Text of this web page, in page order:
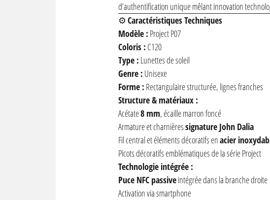
d’authentification unique mêlant innovation
⚙️Caractéristiques Techniques
Modèle : Project P07
Coloris : C120
Type : Lunettes de soleil
Genre : Unisexe
Forme : Rectangulaire structurée, lignes franches
Structure & matériaux :
Acétate8 mm, écaille marron foncé
Armature et charnièressignature John Dalia
Fil central et éléments décoratifs enacier
Picots décoratifs emblématiques de la série Project
Technologie intégrée :
Puce NFC passiveintégrée dans la branche droite
Activation via smartphone